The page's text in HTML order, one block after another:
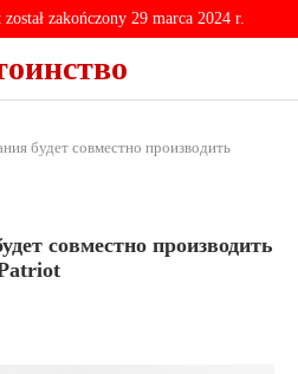
zakończony 29 marca 2024 r.
будет совместно
Patriot
будет совместно
для системы Patriot